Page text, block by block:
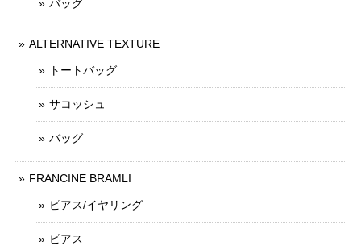
バッグ
ALTERNATIVE TEXTURE
トートバッグ
サコッシュ
バッグ
FRANCINE BRAMLI
ピアス/イヤリング
ピアス